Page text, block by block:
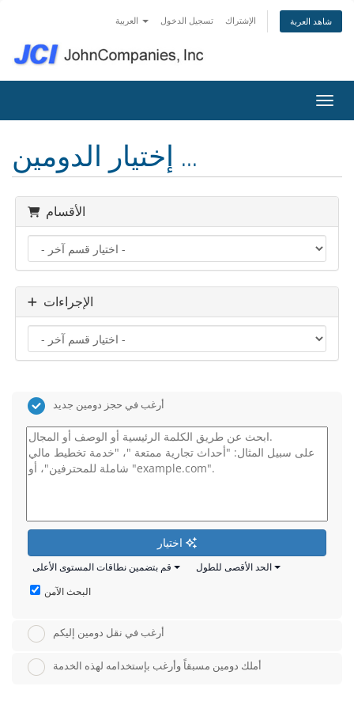
تسجيل الدخول الإشتراك شاهد العربة
إختيار الدومين ...
الأقسام
الإجراءات
أرغب في حجز دومين جديد
قم بتضمين نطاقات المستوى الأعلى
الحد الأقصى للطول
البحث الآمن
أرغب في نقل دومين إليكم
أملك دومين مسبقاً وأرغب بإستخدامه لهذه الخدمة